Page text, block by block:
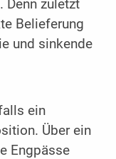
Denn zuletzt
Belieferung
und sinkende
ein
Über ein
Engpässe